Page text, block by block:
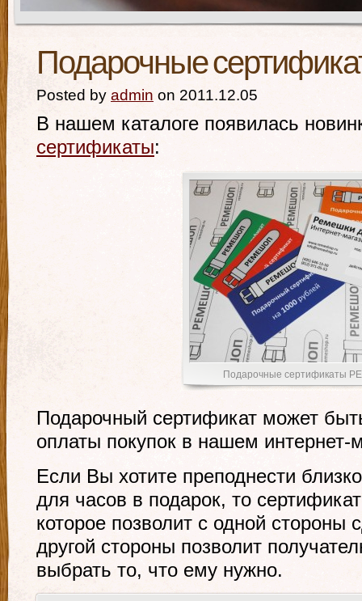
Подарочные
Posted by admin on 2011.12.05
В нашем каталоге появилась
сертификаты:
Подарочные сертификаты
Подарочный сертификат может
оплаты покупок в нашем интернет-
Если Вы хотите преподнести
для часов в подарок, то
которое позволит с одной стороны
другой стороны позволит
выбрать то, что ему нужно.